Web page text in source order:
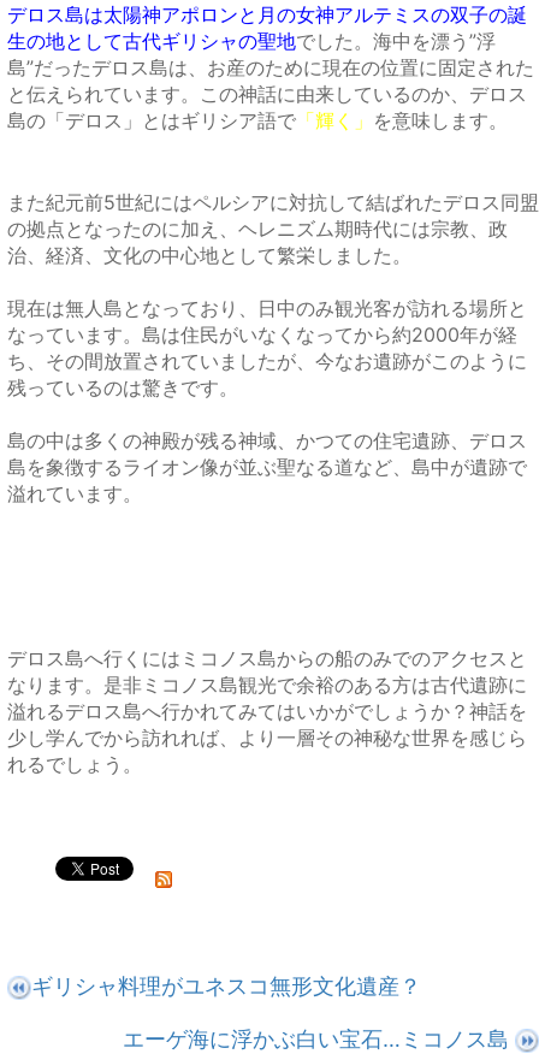
デロス島は太陽神アポロンと月の女神アルテミスの双子の誕
生の地として古代ギリシャの聖地でした。 海中を漂う”浮
島”だったデロス島は、お産のために現在の位置に固定された
と伝えられています。この神話に由来しているのか、デロス
島の「デロス」とはギリシア語で 「輝く」 を意味します。
また紀元前5世紀にはペルシアに対抗して結ばれたデロス同盟
の拠点となったのに加え、ヘレニズム期時代には宗教、政
治、経済、文化の中心地として繁栄しました。
現在は無人島となっており、日中のみ観光客が訪れる場所と
なっています。島は住民がいなくなってから約2000年が経
ち、その間放置されていましたが、今なお遺跡がこのように
残っているのは驚きです。
島の中は多くの神殿が残る神域、かつての住宅遺跡、デロス
島を象徴するライオン像が並ぶ聖なる道など、島中が遺跡で
溢れています。
デロス島へ行くにはミコノス島からの船のみでのアクセスと
なります。是非ミコノス島観光で余裕のある方は古代遺跡に
溢れるデロス島へ行かれてみてはいかがでしょうか？神話を
少し学んでから訪れれば、より一層その神秘な世界を感じら
れるでしょう。
ギリシャ料理がユネスコ無形文化遺産？
エーゲ海に浮かぶ白い宝石…ミコノス島